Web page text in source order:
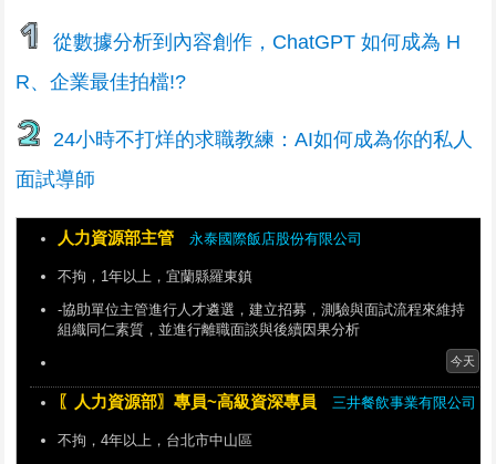
從數據分析到內容創作，ChatGPT 如何成為 H
R、企業最佳拍檔!?
24小時不打烊的求職教練：AI如何成為你的私人
面試導師
人力資源部主管 永泰國際飯店股份有限公司
不拘，1年以上，宜蘭縣羅東鎮
-協助單位主管進行人才遴選，建立招募，測驗與面試流程來維持
組織同仁素質，並進行離職面談與後續因果分析
今天
〖人力資源部〗專員~高級資深專員 三井餐飲事業有限公司
不拘，4年以上，台北市中山區